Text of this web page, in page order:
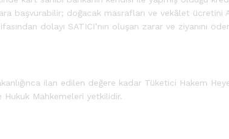
başvurabilir; doğacak masrafları ve vekâlet ücretini
dolayı SATICI’nın oluşan zarar ve ziyanını
ilan edilen değere kadar Tüketici Hakem
Mahkemeleri yetkilidir.